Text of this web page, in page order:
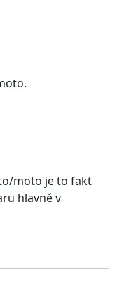
moto je to fakt
hlavně v